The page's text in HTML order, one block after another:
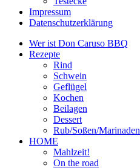
Impressum
Datenschutzerklärung
Wer ist Don Caruso BBQ
Rezepte
Rind
Schwein
Geflügel
Kochen
Beilagen
Dessert
Rub/Soßen/Marinaden
HOME
Mahlzeit!
On the road